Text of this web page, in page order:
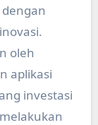
oleh
aplikasi
investasi